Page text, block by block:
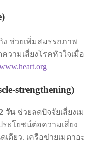
ง ช่วยเพิ่มสมรรถภาพ
วามเสี่ยงโรคหัวใจเมื่อ
www.heart.org
strengthening)
วัน ช่วยลดปัจจัยเสี่ยงเม
ะโยชน์ต่อความเสี่ยง
ดียว. เครือข่ายเมตาอะ